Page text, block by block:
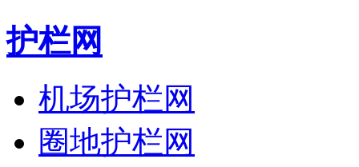
护栏网
机场护栏网
圈地护栏网